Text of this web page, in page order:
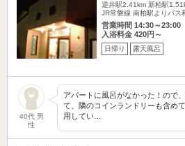
逆井駅2.41km 新柏駅
JR常磐線 南柏駅よりバス
営業時間 14:30～23:00
入浴料金 420円～
日帰り 露天風呂
40代 男
性
アパートに風呂がなかった！ので
て、隣のコインランドリーも含め
用してい…